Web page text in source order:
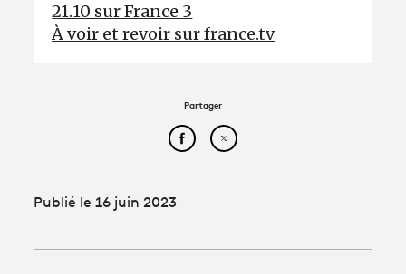
21.10 sur France 3
À voir et revoir sur france.tv
Partager
Partager cet article sur
Partager cet article sur
Publié le 16 juin 2023